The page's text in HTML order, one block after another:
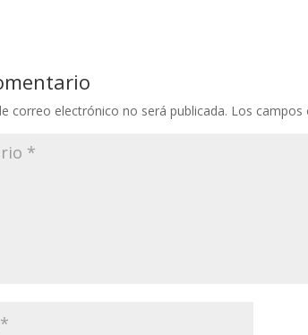
correo electrónico no será publicada. Los